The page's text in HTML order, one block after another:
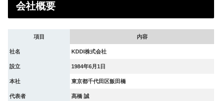
会社概要
項目 内容
社名 KDDI株式会社
設立 1984年6月1日
本社 東京都千代田区飯田橋
代表者 髙橋 誠